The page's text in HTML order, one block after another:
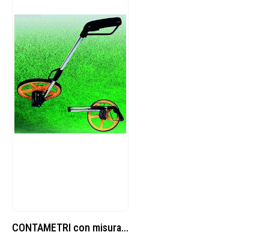
CONTAMETRI con misurazione fino a m. 9999